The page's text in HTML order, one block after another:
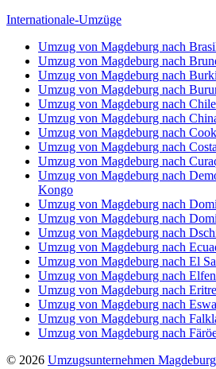
Internationale-Umzüge
Umzug von Magdeburg nach
Umzug von Magdeburg nach
Umzug von Magdeburg nach
Umzug von Magdeburg nach
Umzug von Magdeburg nach Chile
Umzug von Magdeburg nach
Umzug von Magdeburg nach
Umzug von Magdeburg nach
Umzug von Magdeburg nach
Umzug von Magdeburg nach
Kongo
Umzug von Magdeburg nach
Umzug von Magdeburg nach
Umzug von Magdeburg nach
Umzug von Magdeburg nach
Umzug von Magdeburg nach El
Umzug von Magdeburg nach
Umzug von Magdeburg nach
Umzug von Magdeburg nach
Umzug von Magdeburg nach
Umzug von Magdeburg nach
© 2026 Umzugsunternehmen Magdeburg